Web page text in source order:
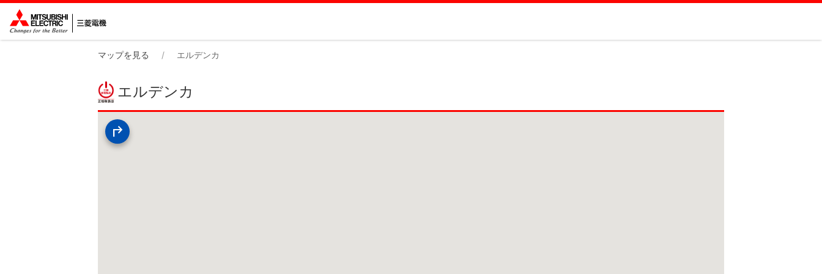
マップを見る エルデンカ
エルデンカ